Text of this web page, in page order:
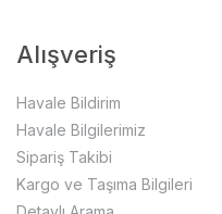
Alışveriş
Havale Bildirim
Havale Bilgilerimiz
Sipariş Takibi
Kargo ve Taşıma Bilgileri